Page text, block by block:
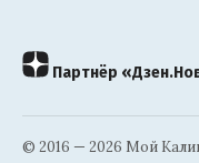
Партнёр
© 2016 — 2026 Мой